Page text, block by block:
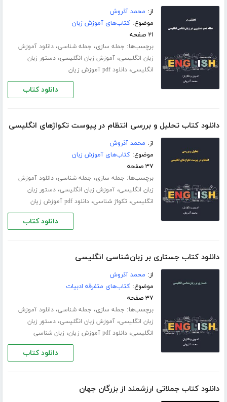
از: محمد آذروش
موضوع:کتاب‌های آموزش زبان
۲۱ صفحه
برچسب‌ها: جمله سازی، جمله شناسی،دانلود آموزش
زبان انگلیسی،آموزش زبان انگلیسی،دستور زبان
انگلیسی،دانلود pdf آموزش زیان
دانلود کتاب
دانلود کتاب تحلیل و بررسی انتظام در پیوست تکواژهای انگلیسی
از: محمد آذروش
موضوع:کتاب‌های آموزش زبان
۳۷ صفحه
برچسب‌ها: جمله سازی، جمله شناسی،دانلود آموزش
زبان انگلیسی،آموزش زبان انگلیسی،دستور زبان
انگلیسی، تکواژ شناسی،دانلود pdf آموزش زیان
دانلود کتاب
دانلود کتاب جستاری بر زبان‌شناسی انگلیسی
از: محمد آذروش
موضوع:کتاب‌های متفرقه ادبیات
۳۷ صفحه
برچسب‌ها: جمله سازی، جمله شناسی،دانلود آموزش
زبان انگلیسی،آموزش زبان انگلیسی،دستور زبان
انگلیسی،دانلود pdf آموزش زیان ، زبان شناسی
دانلود کتاب
دانلود کتاب جملاتی ارزشمند از بزرگان جهان